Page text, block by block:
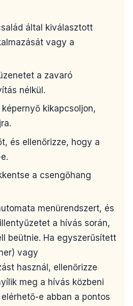
által kiválasztott
vagy a
a zavaró
nélkül.
kikapcsoljon,
és ellenőrizze, hogy a
a csengőhang
menürendszert, és
a hívás során,
beütnie. Ha egyszerűsített
vagy
használ, ellenőrizze
meg a hívás közbeni
e abban a pontos